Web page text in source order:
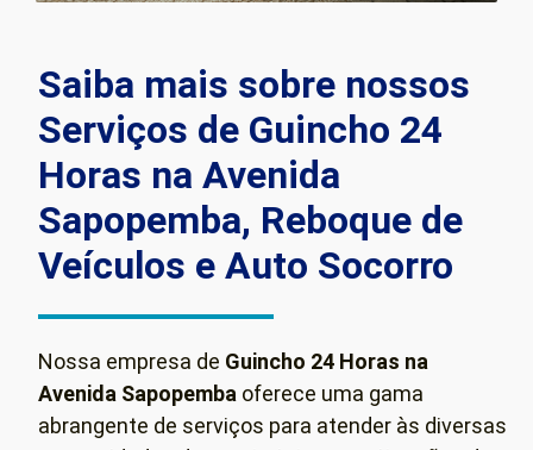
Saiba mais sobre nossos
Serviços de Guincho 24
Horas na Avenida
Sapopemba, Reboque de
Veículos e Auto Socorro
Nossa empresa de Guincho 24 Horas na
Avenida Sapopemba oferece uma gama
abrangente de serviços para atender às diversas